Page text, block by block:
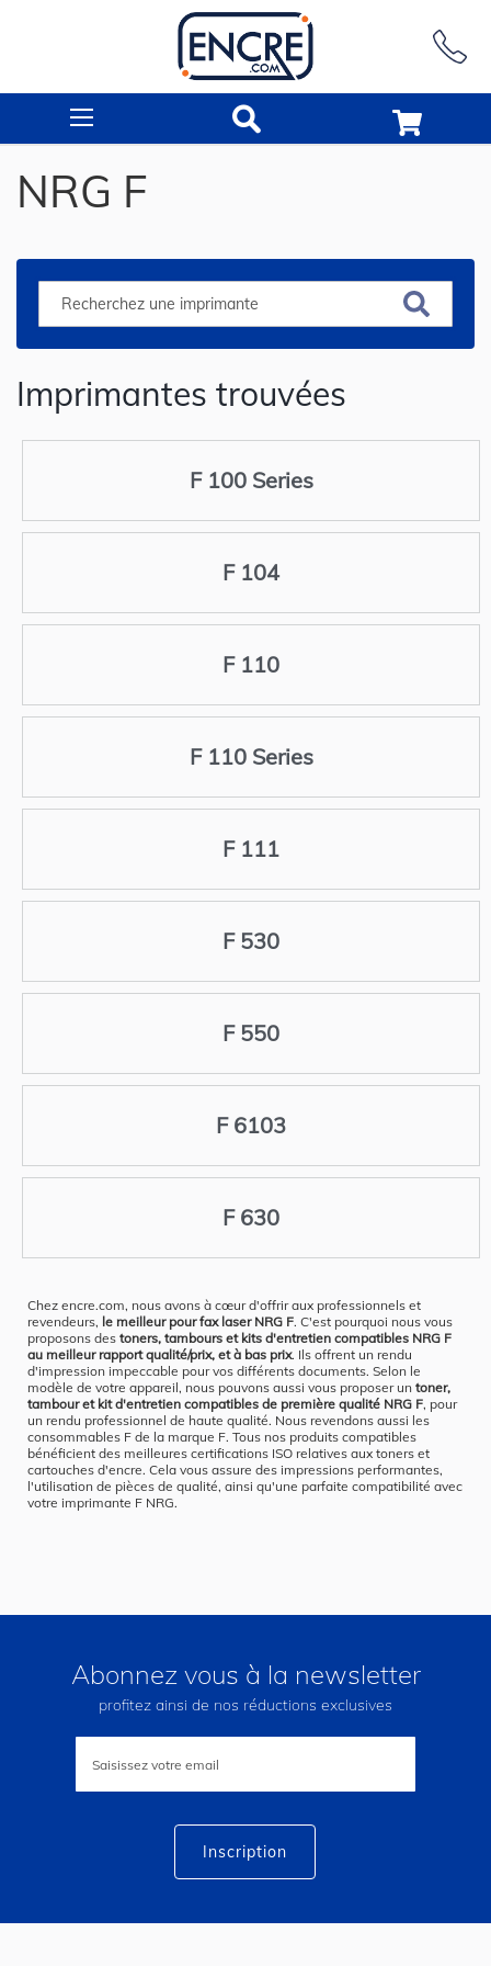
NRG F
Imprimantes trouvées
F 100 Series
F 104
F 110
F 110 Series
F 111
F 530
F 550
F 6103
F 630
Chez encre.com, nous avons à cœur d'offrir aux professionnels et
revendeurs, le meilleur pour fax laser NRG F. C'est pourquoi nous vous
proposons des toners, tambours et kits d'entretien compatibles NRG F
au meilleur rapport qualité/prix, et à bas prix. Ils offrent un rendu
d'impression impeccable pour vos différents documents. Selon le
modèle de votre appareil, nous pouvons aussi vous proposer un toner,
tambour et kit d'entretien compatibles de première qualité NRG F, pour
un rendu professionnel de haute qualité. Nous revendons aussi les
consommables F de la marque F. Tous nos produits compatibles
bénéficient des meilleures certifications ISO relatives aux toners et
cartouches d'encre. Cela vous assure des impressions performantes,
l'utilisation de pièces de qualité, ainsi qu'une parfaite compatibilité avec
votre imprimante F NRG.
Abonnez vous à la newsletter
profitez ainsi de nos réductions exclusives
lettre
Inscription